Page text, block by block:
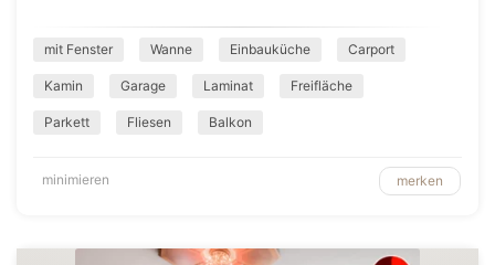
mit Fenster Wanne Einbauküche Carport
Kamin Garage Laminat Freifläche
Parkett Fliesen Balkon
minimieren merken